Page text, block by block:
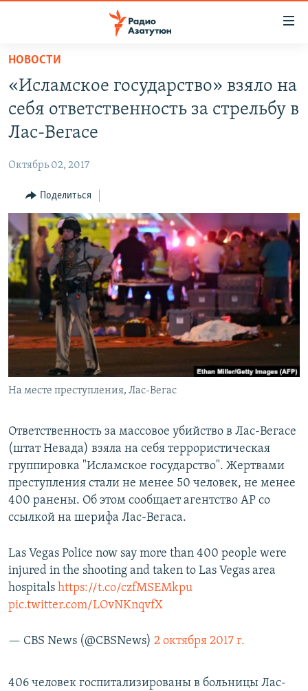
Перейти
основному
содержанию
Перейти
основной
навигации
Перейти
поиску
НОВОСТИ
ПОЛИТИКА
ЭКОНОМИКА
РЕГИОН
НАГОРНЫЙ КАРАБАХ
КУЛЬТУРА
СПОРТ
АРХИВ
Հայերեն
Русский
НОВОСТИ
«Исламское государство» взяло на
себя ответственность за стрельбу в
Лас-Вегасе
Октябрь 02, 2017
Поделиться
На месте преступления, Лас-Вегас
Ответственность за массовое убийство в Лас-Вегасе
(штат Невада) взяла на себя террористическая
группировка "Исламское государство". Жертвами
преступления стали не менее 50 человек, не менее
400 ранены. Об этом сообщает агентство AP со
ссылкой на шерифа Лас-Вегаса.
Las Vegas Police now say more than 400 people were
injured in the shooting and taken to Las Vegas area
hospitals https://t.co/czfMSEMkpu
pic.twitter.com/LOvNKnqvfX
— CBS News (@CBSNews) 2 октября 2017 г.
406 человек госпитализированы в больницы Лас-